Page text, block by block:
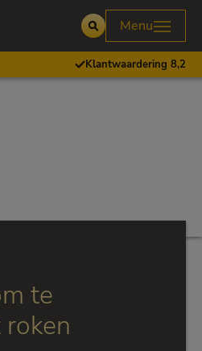
Open
Menu
Klantwaardering 8,2
te